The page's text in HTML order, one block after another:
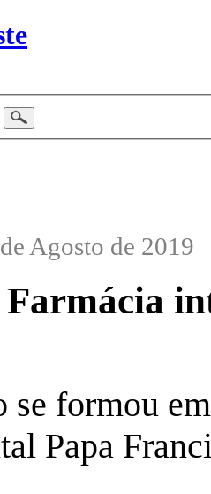
Agosto de 2019
Farmácia
formou
Papa